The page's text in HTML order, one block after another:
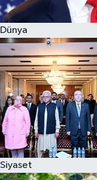
Dünya
Siyaset
Siyaset
Teknoloji
Televizyon
Yaşam-Çevre